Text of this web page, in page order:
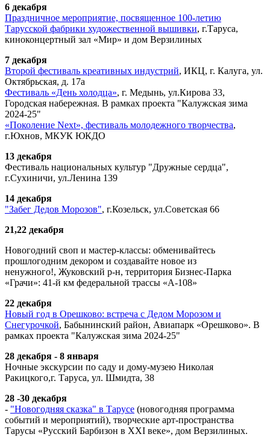
6 декабря
Праздничное мероприятие, посвященное 100-летию
Тарусской фабрики художественной вышивки, г.Таруса,
киноконцертный зал «Мир» и дом Верзилиных
7 декабря
Второй фестиваль креативных индустрий, ИКЦ, г. Калуга, ул.
Октябрьская, д. 17а
Фестиваль «День холодца», г. Медынь, ул.Кирова 33,
Городская набережная. В рамках проекта "Калужская зима
2024-25"
«Поколение Next», фестиваль молодежного творчества,
г.Юхнов, МКУК ЮКДО
13 декабря
Фестиваль национальных культур "Дружные сердца",
г.Сухиничи, ул.Ленина 139
14 декабря
"Забег Дедов Морозов", г.Козельск, ул.Советская 66
21,22 декабря
Новогодний своп и мастер-классы: обменивайтесь
прошлогодним декором и создавайте новое из
ненужного!, Жуковский р-н, территория Бизнес-Парка
«Грачи»: 41-й км федеральной трассы «А-108»
22 декабря
Новый год в Орешково: встреча с Дедом Морозом и
Снегурочкой, Бабынинский район, Авиапарк «Орешково». В
рамках проекта "Калужская зима 2024-25"
28 декабря - 8 января
Ночные экскурсии по саду и дому-музею Николая
Ракицкого,г. Таруса, ул. Шмидта, 38
28 -30 декабря
- "Новогодняя сказка" в Тарусе (новогодняя программа
событий и мероприятий), творческие арт-пространства
Тарусы «Русский Барбизон в XXI веке», дом Верзилиных.